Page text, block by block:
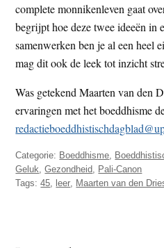
complete monnikenleven gaat
begrijpt hoe deze twee ideeën in
samenwerken ben je al een heel
mag dit ook de leek tot inzicht
Was getekend Maarten van den
ervaringen met het boeddhisme
Categorie: Boeddhisme
Geluk ,Gezondheid Pali-Canon
Tags:45 leer Maarten van den